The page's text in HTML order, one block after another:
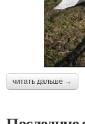
читать дальше →